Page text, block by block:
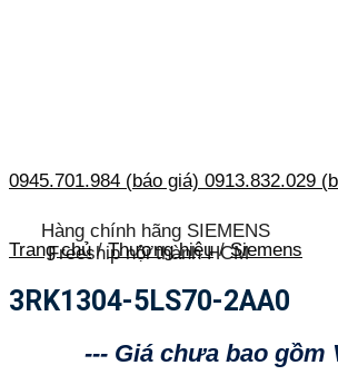
0945.701.984 (báo giá) 0913.832.029
Hàng chính hãng SIEMENS
Freeship nội thành HCM
Trang chủ / Thương hiệu / Siemens
3RK1304-5LS70-2AA0
--- Giá chưa bao gồm